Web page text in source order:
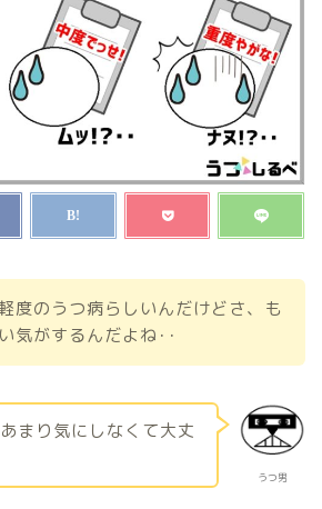
度のうつ病らしいんだけどさ、も
気がするんだよね･･
うつ男
まり気にしなくて大丈